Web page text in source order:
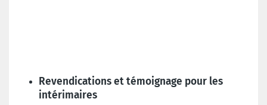
Revendications et témoignage pour les
intérimaires